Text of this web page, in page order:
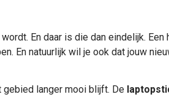
En daar is die dan eindelijk. Een
En natuurlijk wil je ook dat jouw
langer mooi blijft. De